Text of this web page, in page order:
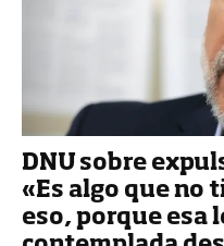
DNU sobre
«Es algo que no
eso, porque esa